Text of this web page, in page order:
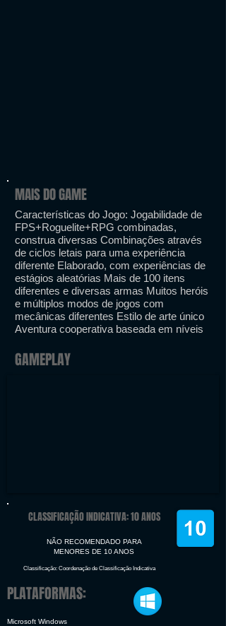
MAIS DO GAME
Características do Jogo: Jogabilidade de
FPS+Roguelite+RPG combinadas,
construa diversas Combinações através
de ciclos letais para uma experiência
diferente Elaborado, com experiências de
estágios aleatórias Mais de 100 itens
diferentes e diversas armas Muitos heróis
e múltiplos modos de jogos com
mecânicas diferentes Estilo de arte único
Aventura cooperativa baseada em níveis
GAMEPLAY
CLASSIFICAÇÃO INDICATIVA: 10 ANOS
NÃO RECOMENDADO PARA
MENORES DE 10 ANOS
Classificação: Coordenação de Classificação Indicativa
PLATAFORMAS:
Microsoft Windows